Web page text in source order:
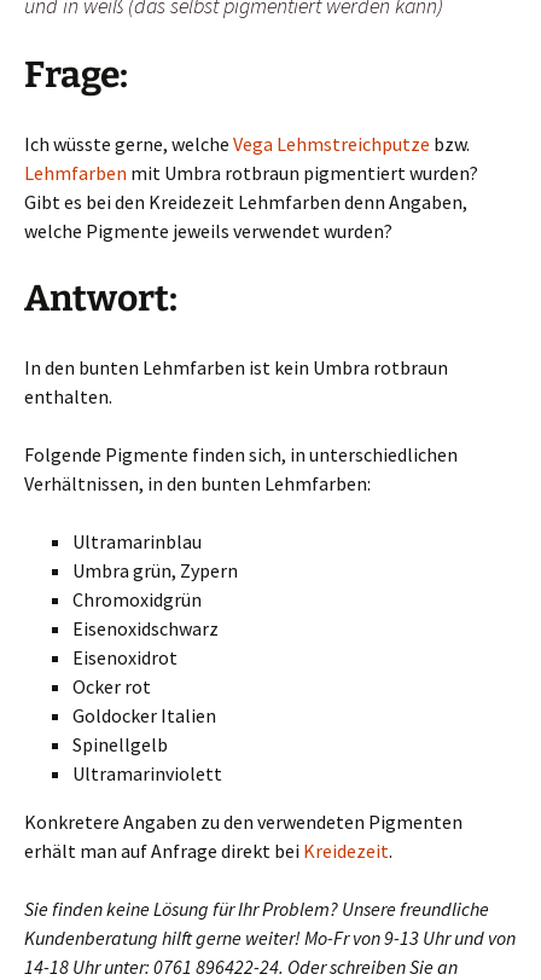
Frage:
Ich wüsste gerne, welche Vega Lehmstreichputze bzw.
Lehmfarben mit Umbra rotbraun pigmentiert wurden?
Gibt es bei den Kreidezeit Lehmfarben denn Angaben,
welche Pigmente jeweils verwendet wurden?
Antwort:
In den bunten Lehmfarben ist kein Umbra rotbraun
enthalten.
Folgende Pigmente finden sich, in unterschiedlichen
Verhältnissen, in den bunten Lehmfarben:
Ultramarinblau
Umbra grün, Zypern
Chromoxidgrün
Eisenoxidschwarz
Eisenoxidrot
Ocker rot
Goldocker Italien
Spinellgelb
Ultramarinviolett
Konkretere Angaben zu den verwendeten Pigmenten
erhält man auf Anfrage direkt bei Kreidezeit.
Sie finden keine Lösung für Ihr Problem? Unsere freundliche
Kundenberatung hilft gerne weiter! Mo-Fr von 9-13 Uhr und von
14-18 Uhr unter: 0761 896422-24. Oder schreiben Sie an